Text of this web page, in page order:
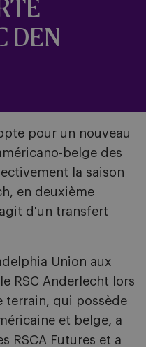
DEN
pour un nouveau
belge des
la saison
en deuxième
d'un transfert
Union aux
RSC Anderlecht lors
terrain, qui possède
et belge, a
RSCA Futures et a